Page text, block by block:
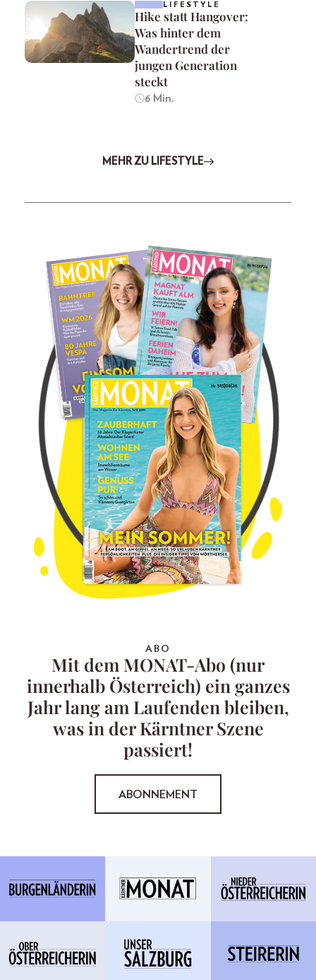
LIFESTYLE
Hike statt Hangover:
Was hinter dem
Wandertrend der
jungen Generation
steckt
6 Min.
MEHR ZU LIFESTYLE
ABO
Mit dem MONAT-Abo (nur
innerhalb Österreich) ein ganzes
Jahr lang am Laufenden bleiben,
was in der Kärntner Szene
passiert!
ABONNEMENT